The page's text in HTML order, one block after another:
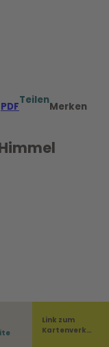
PDF
Teilen
Merken
Link zum
Kartenverka